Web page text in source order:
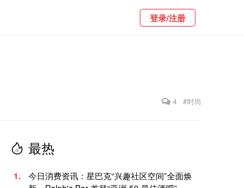
登录/注册
4 #时尚
最热
1.
今日消费资讯：星巴克“兴趣社区空间”全面焕